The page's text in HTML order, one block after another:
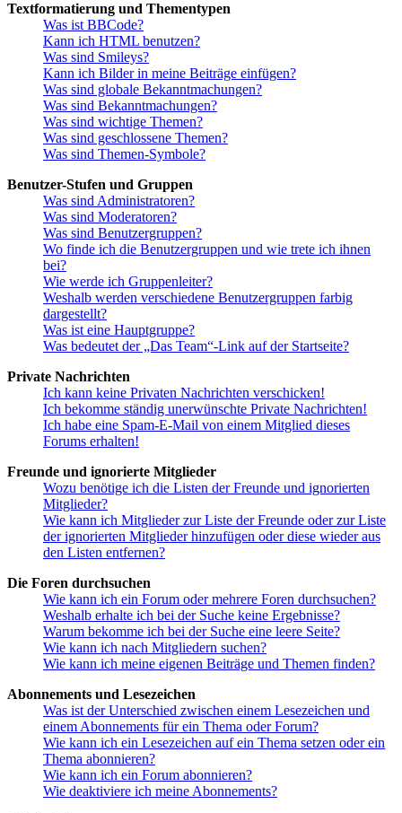
Textformatierung und Thementypen
Was ist BBCode?
Kann ich HTML benutzen?
Was sind Smileys?
Kann ich Bilder in meine Beiträge einfügen?
Was sind globale Bekanntmachungen?
Was sind Bekanntmachungen?
Was sind wichtige Themen?
Was sind geschlossene Themen?
Was sind Themen-Symbole?
Benutzer-Stufen und Gruppen
Was sind Administratoren?
Was sind Moderatoren?
Was sind Benutzergruppen?
Wo finde ich die Benutzergruppen und wie trete ich ihnen
bei?
Wie werde ich Gruppenleiter?
Weshalb werden verschiedene Benutzergruppen farbig
dargestellt?
Was ist eine Hauptgruppe?
Was bedeutet der „Das Team“-Link auf der Startseite?
Private Nachrichten
Ich kann keine Privaten Nachrichten verschicken!
Ich bekomme ständig unerwünschte Private Nachrichten!
Ich habe eine Spam-E-Mail von einem Mitglied dieses
Forums erhalten!
Freunde und ignorierte Mitglieder
Wozu benötige ich die Listen der Freunde und ignorierten
Mitglieder?
Wie kann ich Mitglieder zur Liste der Freunde oder zur Liste
der ignorierten Mitglieder hinzufügen oder diese wieder aus
den Listen entfernen?
Die Foren durchsuchen
Wie kann ich ein Forum oder mehrere Foren durchsuchen?
Weshalb erhalte ich bei der Suche keine Ergebnisse?
Warum bekomme ich bei der Suche eine leere Seite?
Wie kann ich nach Mitgliedern suchen?
Wie kann ich meine eigenen Beiträge und Themen finden?
Abonnements und Lesezeichen
Was ist der Unterschied zwischen einem Lesezeichen und
einem Abonnements für ein Thema oder Forum?
Wie kann ich ein Lesezeichen auf ein Thema setzen oder ein
Thema abonnieren?
Wie kann ich ein Forum abonnieren?
Wie deaktiviere ich meine Abonnements?